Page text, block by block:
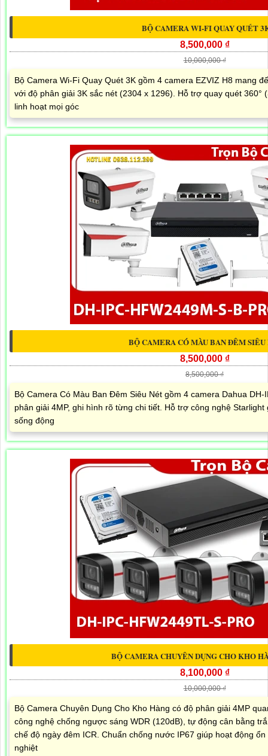
BỘ CAMERA WI-FI QUAY QUÉT
8,500,000 ₫
10,000,000 ₫
Bộ Camera Wi-Fi Quay Quét 3K gồm 4 camera EZVIZ H8 mang
với độ phân giải 3K sắc nét (2304 x 1296). Hỗ trợ quay quét 360°
linh hoạt mọi góc
BỘ CAMERA CÓ MÀU BAN ĐÊM SIÊU
8,500,000 ₫
8,500,000 ₫
Bộ Camera Có Màu Ban Đêm Siêu Nét gồm 4 camera Dahua DH-
phân giải 4MP, ghi hình rõ từng chi tiết. Hỗ trợ công nghệ
sống động
BỘ CAMERA CHUYÊN DỤNG CHO KHO
8,100,000 ₫
10,000,000 ₫
Bộ Camera Chuyên Dụng Cho Kho Hàng có độ phân giải 4MP
công nghệ chống ngược sáng WDR (120dB), tự động cân bằng
chế độ ngày đêm ICR. Chuẩn chống nước IP67 giúp hoạt động
nghiệt